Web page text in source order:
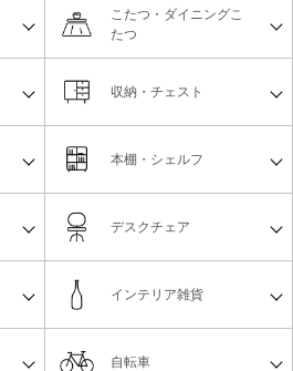
こたつ・ダイニングこ
たつ
収納・チェスト
本棚・シェルフ
デスクチェア
インテリア雑貨
自転車